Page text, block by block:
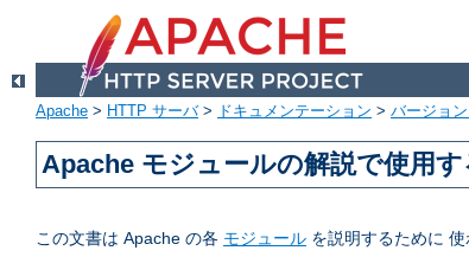
Apache > HTTP サーバ> ドキュメンテーション > バージョ
Apache モジュールの解説で使用
この文書は Apache の各 モジュール を説明するために 使